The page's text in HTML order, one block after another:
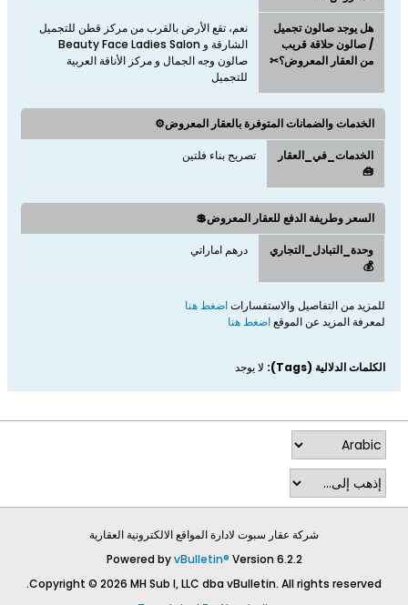
هل يوجد صالون تجميل
/ صالون حلاقة قريب
من العقار المعروض؟✂
نعم، تقع الأرض بالقرب من مركز قطن للتجميل
الشارقة و Beauty Face Ladies Salon
صالون وجه الجمال و مركز الأناقة العربية
للتجميل
الخدمات والضمانات المتوفرة بالعقار المعروض⚙️
الخدمات_في_العقار
🧰
تصريح بناء فلتين
السعر وطريفة الدفع للعقار المعروض💲
وحدة_التبادل_التجاري
💰
درهم اماراتي
للمزيد من التفاصيل والاستفساراتاضغط هنا
لمعرفة المزيد عن الموقعاضغط هنا
الكلمات الدلالية (Tags): لا يوجد
شركة عقار سبوت لادارة المواقع الالكترونية العقارية
Powered byvBulletin® Version 6.2.2
Copyright © 2026 MH Sub I, LLC dba vBulletin. All rights reserved.